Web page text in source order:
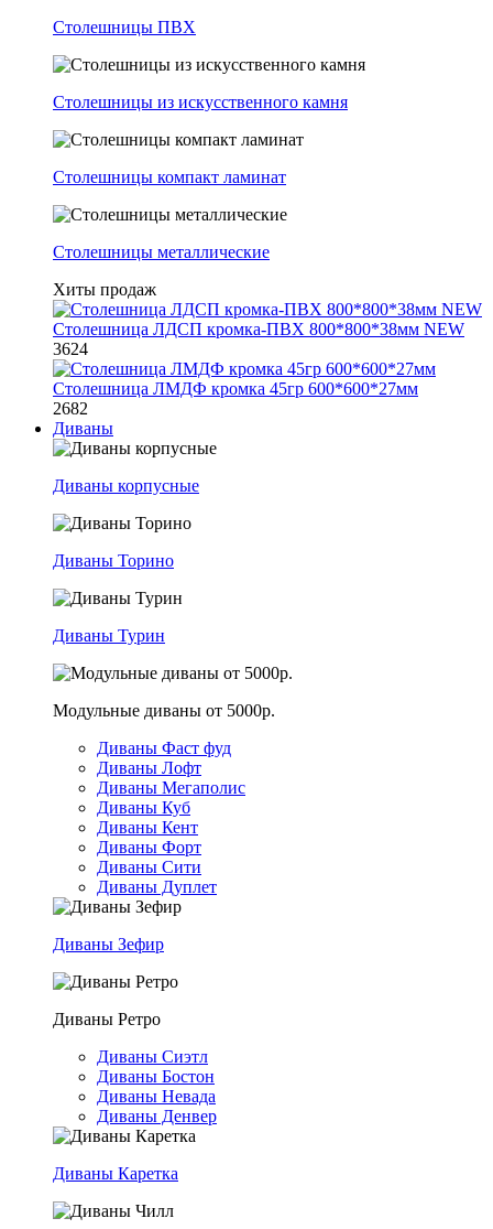
Столешницы ПВХ
Столешницы из искусственного камня
Столешницы компакт ламинат
Столешницы металлические
Хиты продаж
Столешница ЛДСП кромка-ПВХ 800*800*38мм NEW
3624
Столешница ЛМДФ кромка 45гр 600*600*27мм
2682
Диваны
Диваны корпусные
Диваны Торино
Диваны Турин
Модульные диваны от 5000р.
Диваны Фаст фуд
Диваны Лофт
Диваны Мегаполис
Диваны Куб
Диваны Кент
Диваны Форт
Диваны Сити
Диваны Дуплет
Диваны Зефир
Диваны Ретро
Диваны Сиэтл
Диваны Бостон
Диваны Невада
Диваны Денвер
Диваны Каретка